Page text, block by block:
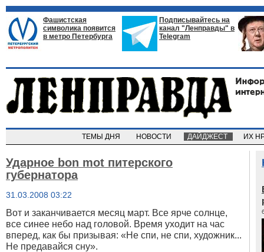
Фашистская
символика появится
в метро Петербурга
Подписывайтесь на
канал "Ленправды" в
Telegram
ТЕМЫ ДНЯ НОВОСТИ ДАЙДЖЕСТ ИХ
Ударное bon mot питерского
губернатора
31.03.2008 03:22
Вот и заканчивается месяц март. Все ярче солнце,
все синее небо над головой. Время уходит на час
вперед, как бы призывая: «Не спи, не спи, художник...
Не предавайся сну».